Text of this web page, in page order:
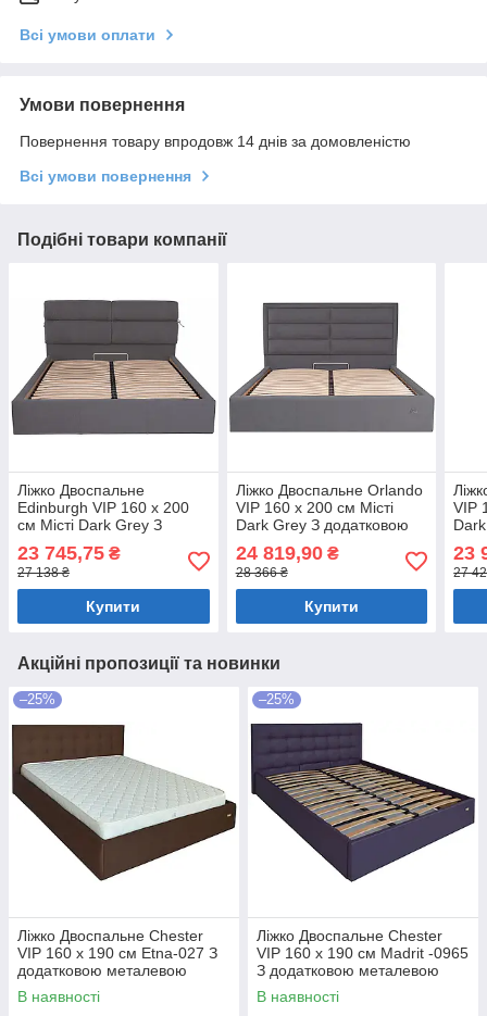
Всі умови оплати
Умови повернення
Повернення товару впродовж 14 днів за домовленістю
Всі умови повернення
Подібні товари компанії
Ліжко Двоспальне
Edinburgh VIP 160 х 200
см Місті Dark Grey З
додатковою металевою
цільнозварною рамою
Темно-сірий
23 745,75 ₴
27 138 ₴
Купити
Ліжко Двоспальне Orlando
VIP 160 х 200 см Місті
Dark Grey З додатковою
металевою цільнозварною
рамою Темно-сірий
24 819,90₴
28 366 ₴
Купити
VIP
23
27
Акційні пропозиції та новинки
–25%
Ліжко Двоспальне Chester
VIP 160 х 190 см Etna-027 З
додатковою металевою
цільнозварною рамою
Коричневий
В наявності
–25%
Ліжко Двоспальне Chester
VIP 160 х 190 см Madrit -0965
З додатковою металевою
цільнозварною рамою
Фіолетовий
В наявності